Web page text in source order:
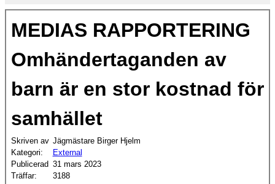
MEDIAS RAPPORTERING
Omhändertaganden av
barn är en stor kostnad för
samhället
Skriven av Jägmästare Birger Hjelm
Kategori:
External
Publicerad 31 mars 2023
Träffar:
3188